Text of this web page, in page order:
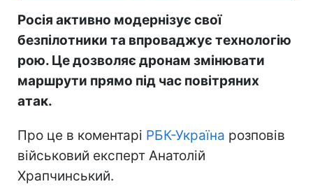
Росія активно модернізує свої
безпілотники та впроваджує технологію
рою. Це дозволяє дронам змінювати
маршрути прямо під час повітряних
атак.
Про це в коментарі РБК-Україна розповів
військовий експерт Анатолій
Храпчинський.